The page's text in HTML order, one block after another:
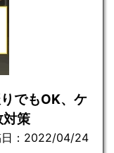
でもOK、ケ
対策
日：2022/04/24